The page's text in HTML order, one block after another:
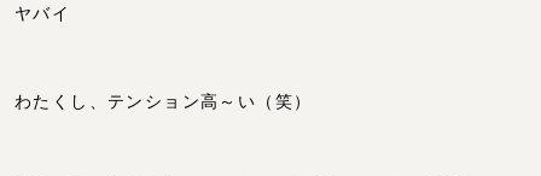
ヤバイ
わたくし、テンション高～い（笑）